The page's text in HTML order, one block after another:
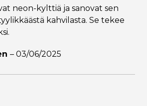
neon-kylttiä ja sanovat sen
kahvilasta. Se tekee
– 03/06/2025